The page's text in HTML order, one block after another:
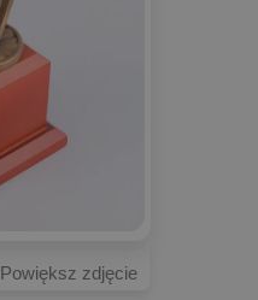
Powiększ zdjęcie